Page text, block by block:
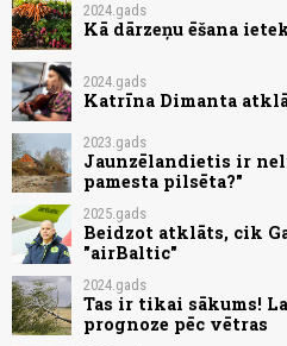
2024.gads
Kā dārzeņu ēšana
2024.gads
Katrīna Dimanta
2023.gads
Jaunzēlandietis ir
pamesta pilsēta?"
2025.gads
Beidzot atklāts, cik
"airBaltic"
2024.gads
Tas ir tikai sākums!
prognoze pēc vētras